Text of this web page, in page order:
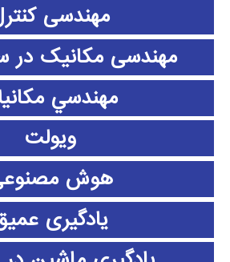
مهندسی
مهندسی مکانیک در
مهندسي
ویولت
هوش
یادگیری